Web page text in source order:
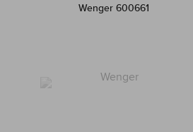
Wenger 600661